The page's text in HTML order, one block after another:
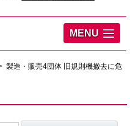
MENU
製造・販売4団体 旧規則機撤去に危